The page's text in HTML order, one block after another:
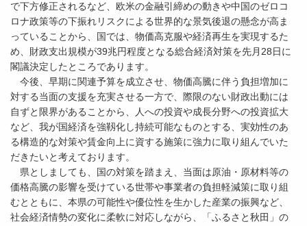
で下方修正されるなど、欧米の金融引締めの動きや中国のゼロコ
ロナ政策等の下振れリスクによる世界的な景気後退の懸念が高ま
っていることから、国では、物価高克服や経済再生を実現するた
め、財政支出規模が39兆円程度となる総合経済対策を先月28日に
閣議決定したところであります。
今後、早期に関連予算を成立させ、物価高騰に伴う負担増加に
対する当面の支援を充実させる一方で、際限のない財政出動には
自ずと限界があることから、人への投資や成長分野への投資拡大
など、我が国経済を強靱化し持続可能なものとする、実効性のあ
る構造的な対策や賃金向上に資する施策に強力に取り組んでいた
だきたいと考えております。
県としましても、国の対策を踏まえ、当面は原油・原材料等の
価格高騰の影響を受けている世帯や事業者の負担軽減策に取り組
むとともに、本県の可能性や優位性を生かした産業の振興など、
社会経済情勢の変化に柔軟に対応しながら、「ふるさと秋田」の